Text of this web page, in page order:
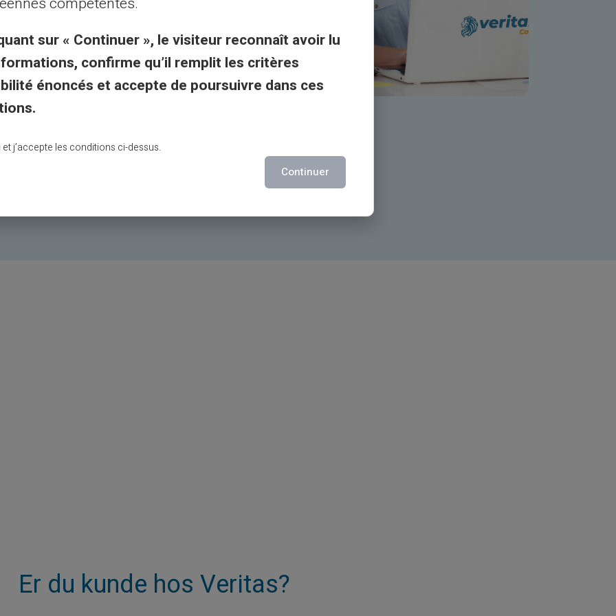
vous avez
client et la réponse
ne concerne pas les
d’hôtels,
conciergerie, le
l identification
par nos équipes.
Er du kunde hos Veritas?
sur « Continuer », le visiteur reconnaît avoir lu
confirme qu’il remplit les critères
énoncés et accepte de poursuivre dans ces
et j’accepte les conditions ci-dessus.
Continuer